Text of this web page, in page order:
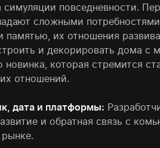
симуляции повседневности.
сложными
памятью, их отношения
и декорировать дома с
новинка, которая стремится
отношений.
дата и платформы:
и обратная связь с